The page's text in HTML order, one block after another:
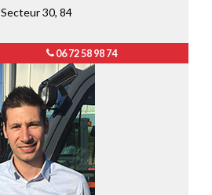
Secteur 30, 84
06 72 58 98 74